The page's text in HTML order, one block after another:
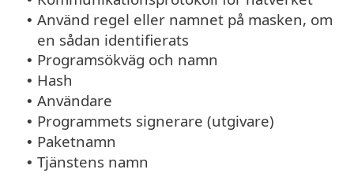
• Använd regel eller namnet på masken, om
en sådan identifierats
• Programsökväg och namn
• Hash
• Användare
• Programmets signerare (utgivare)
• Paketnamn
• Tjänstens namn